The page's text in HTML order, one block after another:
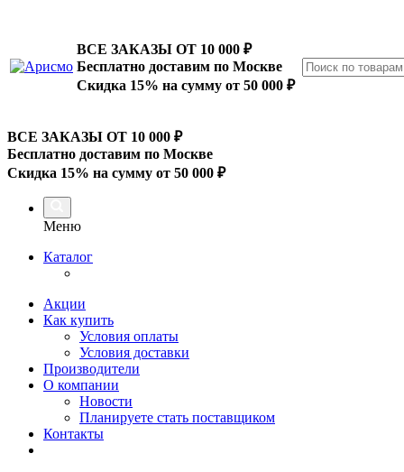
ВСЕ ЗАКАЗЫ ОТ 10 000 ₽
Бесплатно доставим по Москве
Скидка 15% на сумму от 50 000 ₽
ВСЕ ЗАКАЗЫ ОТ 10 000 ₽
Бесплатно доставим по Москве
Скидка 15% на сумму от 50 000 ₽
Меню
Каталог
Акции
Как купить
Условия оплаты
Условия доставки
Производители
О компании
Новости
Планируете стать поставщиком
Контакты